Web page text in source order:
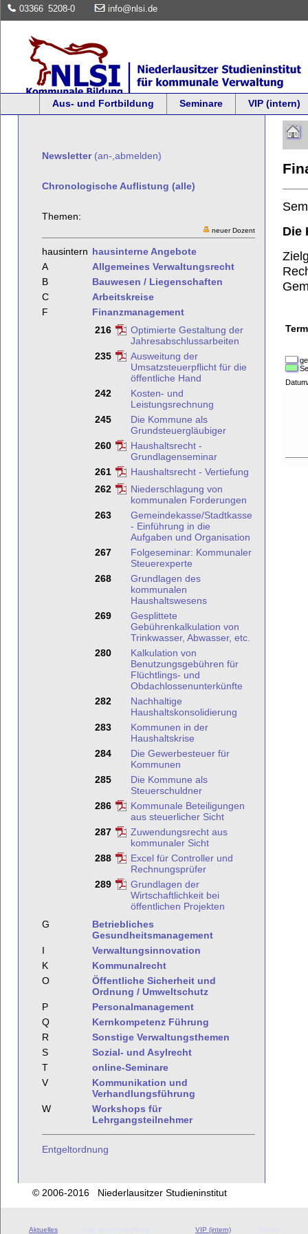
03366 5208-0 info@nlsi.de
Aus- und Fortbildung Seminare VIP (intern)
Newsletter(an-,abmelden)
Chronologische Auflistung (alle)
Themen:
neuer Dozent
hausintern hausinterne Angebote
A
Allgemeines Verwaltungsrecht
B
Bauwesen / Liegenschaften
C
Arbeitskreise
F
Finanzmanagement
216
Optimierte Gestaltung der
Jahresabschlussarbeiten
235
Ausweitung der
Umsatzsteuerpflicht für die
öffentliche Hand
242
Kosten- und
Leistungsrechnung
245
Die Kommune als
Grundsteuergläubiger
260
Haushaltsrecht -
Grundlagenseminar
261
Haushaltsrecht - Vertiefung
262
Niederschlagung von
kommunalen Forderungen
263
Gemeindekasse/Stadtkasse
- Einführung in die
Aufgaben und Organisation
267
Folgeseminar: Kommunaler
Steuerexperte
268
Grundlagen des
kommunalen
Haushaltswesens
269
Gesplittete
Gebührenkalkulation von
Trinkwasser, Abwasser, etc.
280
Kalkulation von
Benutzungsgebühren für
Flüchtlings- und
Obdachlossenunterkünfte
282
Nachhaltige
Haushaltskonsolidierung
283
Kommunen in der
Haushaltskrise
284
Die Gewerbesteuer für
Kommunen
285
Die Kommune als
Steuerschuldner
286
Kommunale Beteiligungen
aus steuerlicher Sicht
287
Zuwendungsrecht aus
kommunaler Sicht
288
Excel für Controller und
Rechnungsprüfer
289
Grundlagen der
Wirtschaftlichkeit bei
öffentlichen Projekten
G
Betriebliches
Gesundheitsmanagement
I
Verwaltungsinnovation
K
Kommunalrecht
O
Öffentliche Sicherheit und
Ordnung / Umweltschutz
P
Personalmanagement
Q
Kernkompetenz Führung
R
Sonstige Verwaltungsthemen
S
Sozial- und Asylrecht
T
online-Seminare
V
Kommunikation und
Verhandlungsführung
W
Workshops für
Lehrgangsteilnehmer
Entgeltordnung
Die
© 2006-2016 Niederlausitzer Studieninstitut
Aktuelles VIP (intern)